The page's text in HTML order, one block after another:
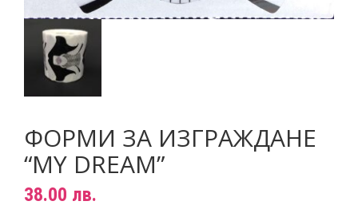
Фрези
Консумативи
ФОРМИ ЗА ИЗГРАЖДАНЕ
“MY DREAM”
38.00 лв.